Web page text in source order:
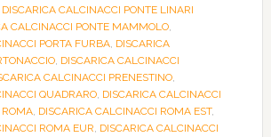
DISCARICA CALCINACCI PONTE LINARI
CALCINACCI PONTE MAMMOLO,
PORTA FURBA, DISCARICA
, DISCARICA CALCINACCI
CALCINACCI PRENESTINO,
QUADRARO, DISCARICA CALCINACCI
, DISCARICA CALCINACCI ROMA EST,
ROMA EUR, DISCARICA CALCINACCI